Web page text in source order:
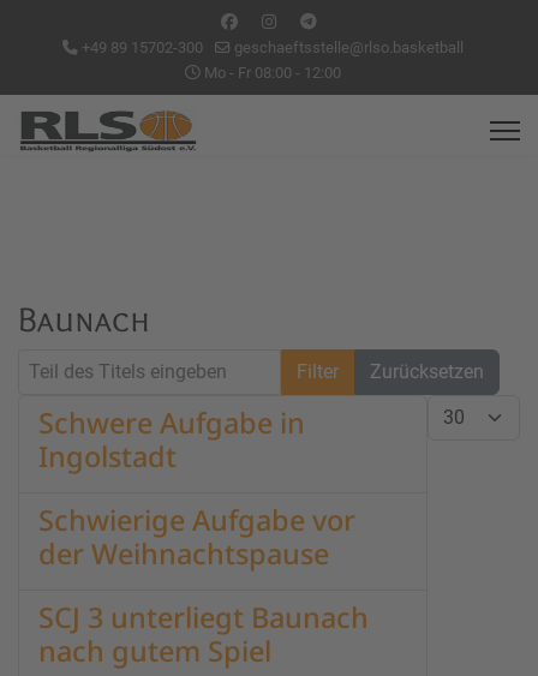
+49 89 15702-300
geschaeftsstelle@rlso.basketball
Mo - Fr 08:00 - 12:00
Baunach
Teil des Titels eingeben
Filter Zurücksetzen
Anzeige #
Schwere Aufgabe in
Ingolstadt
Schwierige Aufgabe vor
der Weihnachtspause
SCJ 3 unterliegt Baunach
nach gutem Spiel